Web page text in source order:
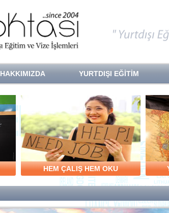
HAKKIMIZDA YURTDIŞI EĞİTİM
HEM ÇALIŞ HEM OKU